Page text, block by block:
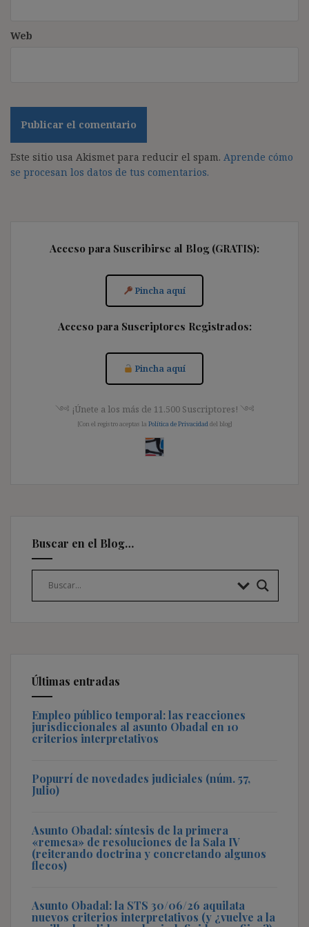
Web
Este sitio usa Akismet para reducir el spam. Aprende cómo
se procesan los datos de tus comentarios.
Acceso para Suscribirse al Blog (GRATIS):
Pincha aquí
Acceso para Suscriptores Registrados:
Pincha aquí
༺ ¡Únete a los más de 11.500 Suscriptores! ༺
[Con el registro aceptas la Política de Privacidad del blog]
Buscar en el Blog…
Últimas entradas
Empleo público temporal: las reacciones
jurisdiccionales al asunto Obadal en 10
criterios interpretativos
Popurrí de novedades judiciales (núm. 57,
Julio)
Asunto Obadal: síntesis de la primera
«remesa» de resoluciones de la Sala IV
(reiterando doctrina y concretando algunos
flecos)
Asunto Obadal: la STS 30/06/26 aquilata
nuevos criterios interpretativos (y ¿vuelve a la